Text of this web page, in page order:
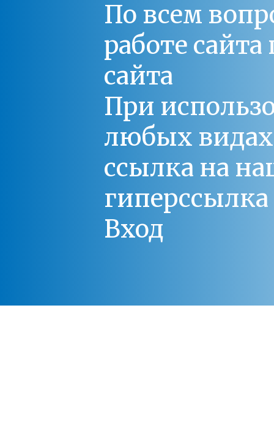
По всем
работе
сайта
При
любых
ссылка на
Вход